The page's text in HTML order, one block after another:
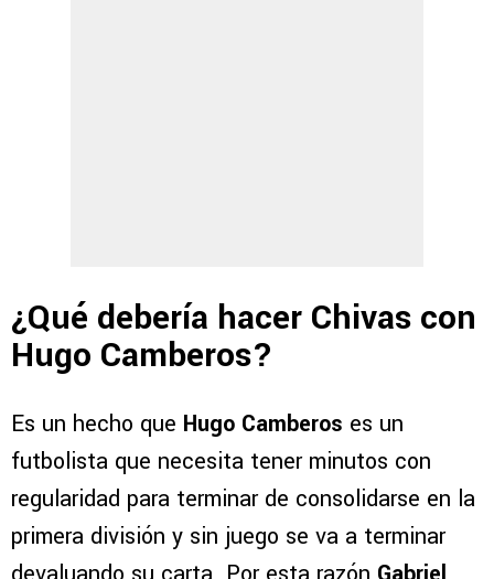
¿Qué debería hacer Chivas con
Hugo Camberos?
Es un hecho que Hugo Camberos es un
futbolista que necesita tener minutos con
regularidad para terminar de consolidarse en la
primera división y sin juego se va a terminar